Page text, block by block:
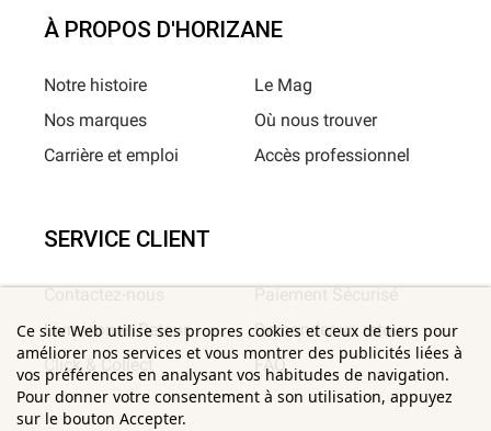
Ce site Web utilise ses propres cookies et ceux de tiers pour
améliorer nos services et vous montrer des publicités liées à
vos préférences en analysant vos habitudes de navigation.
Pour donner votre consentement à son utilisation, appuyez
sur le bouton Accepter.
À PROPOS D'HORIZANE
Notre histoire
Nos marques
Carrière et emploi
Le Mag
Où nous trouver
Accès professionnel
SERVICE CLIENT
Livraison et Retour
Click & Collect
Demander un retour
FAQ